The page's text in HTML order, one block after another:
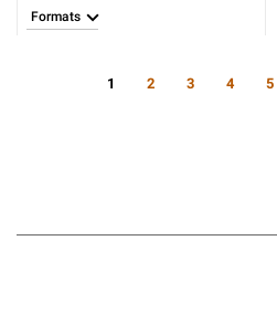
Formats
1 2 3 4 5